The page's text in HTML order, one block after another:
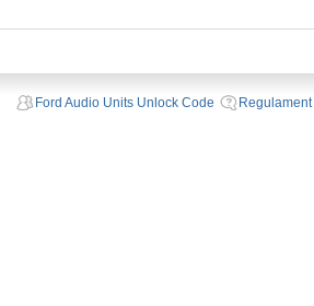
Ford Audio Units Unlock Code Regulament